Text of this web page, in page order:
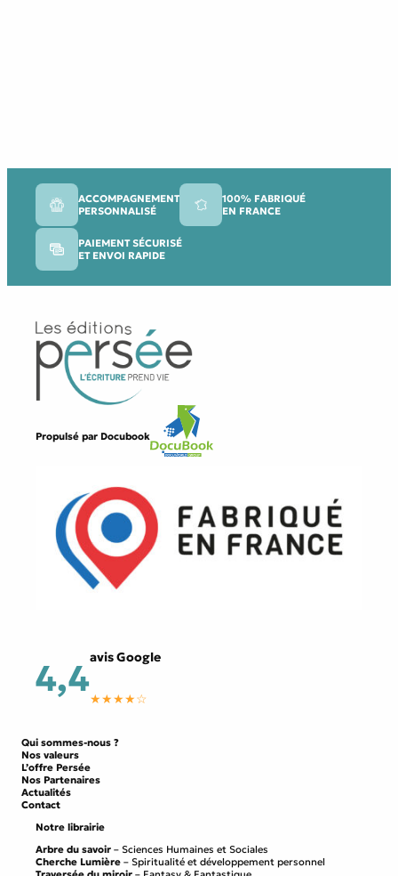
ACCOMPAGNEMENT
PERSONNALISÉ
100% FABRIQUÉ
EN FRANCE
PAIEMENT SÉCURISÉ
ET ENVOI RAPIDE
Propulsé par Docubook
4,4avis Google
★★★★☆
Qui sommes-nous ?
Nos valeurs
L’offre Persée
Nos Partenaires
Actualités
Contact
Notre librairie
Arbre du savoir – Sciences Humaines et Sociales
Cherche Lumière – Spiritualité et développement personnel